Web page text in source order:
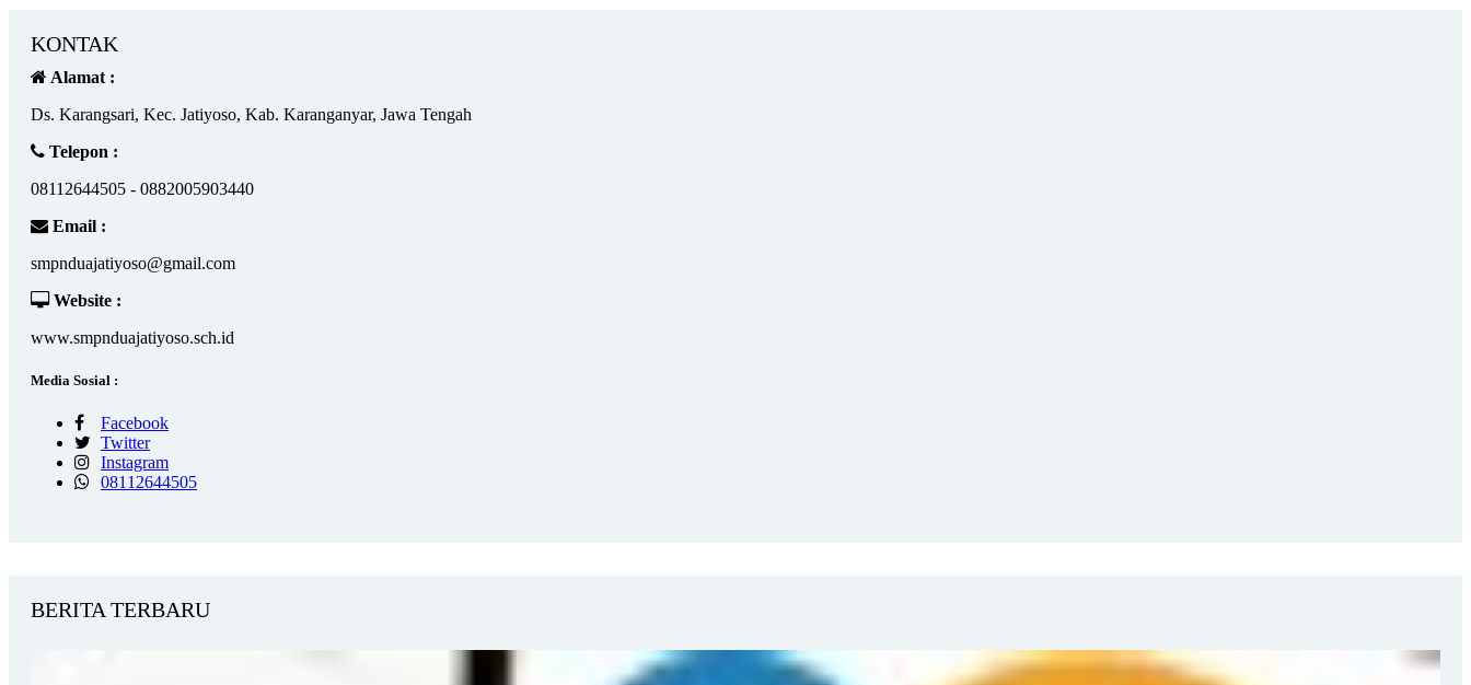
KONTAK
Alamat :
Ds. Karangsari, Kec. Jatiyoso, Kab. Karanganyar, Jawa Tengah
Telepon :
08112644505 - 0882005903440
Email :
smpnduajatiyoso@gmail.com
Website :
www.smpnduajatiyoso.sch.id
Media Sosial :
Facebook
Twitter
Instagram
08112644505
BERITA TERBARU